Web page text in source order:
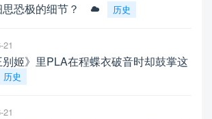
恐极的细节？ 历史
21
姬》里PLA在程蝶衣破音时却鼓掌这
历史
21